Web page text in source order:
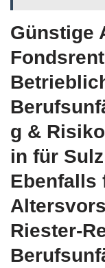
Günstige
g &
in für
Ebenfalls
Riester-